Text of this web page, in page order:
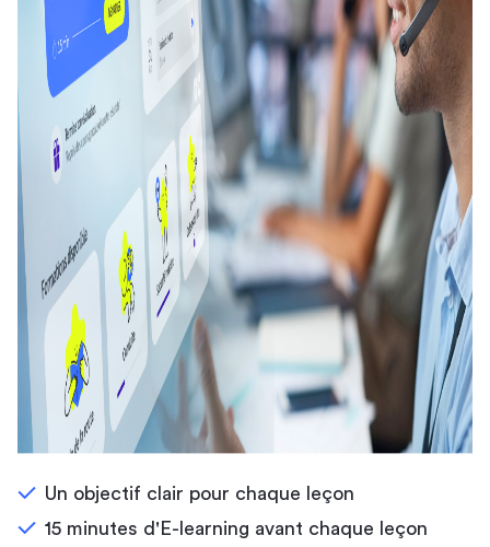
Un objectif clair pour chaque leçon
15 minutes d'E-learning avant chaque leçon